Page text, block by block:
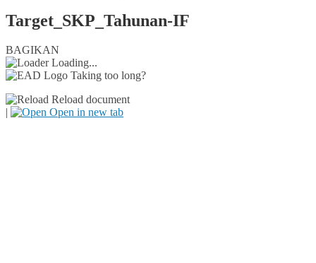
Target_SKP_Tahunan-IF
BAGIKAN
Loading...
Taking too long?
Reload document
|
Open in new tab